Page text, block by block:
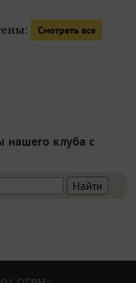
: Смотреть все
нашего клуба с